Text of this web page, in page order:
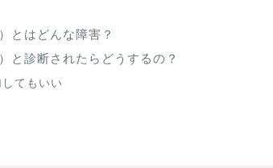
とはどんな障害？
と診断されたらどうするの？
てもいい